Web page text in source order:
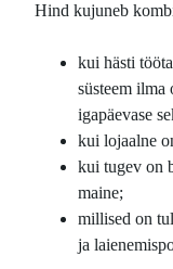
Hind kujuneb
kui hästi
süsteem ilma
igapäevase
kui lojaalne
kui tugev on
maine;
millised on
ja